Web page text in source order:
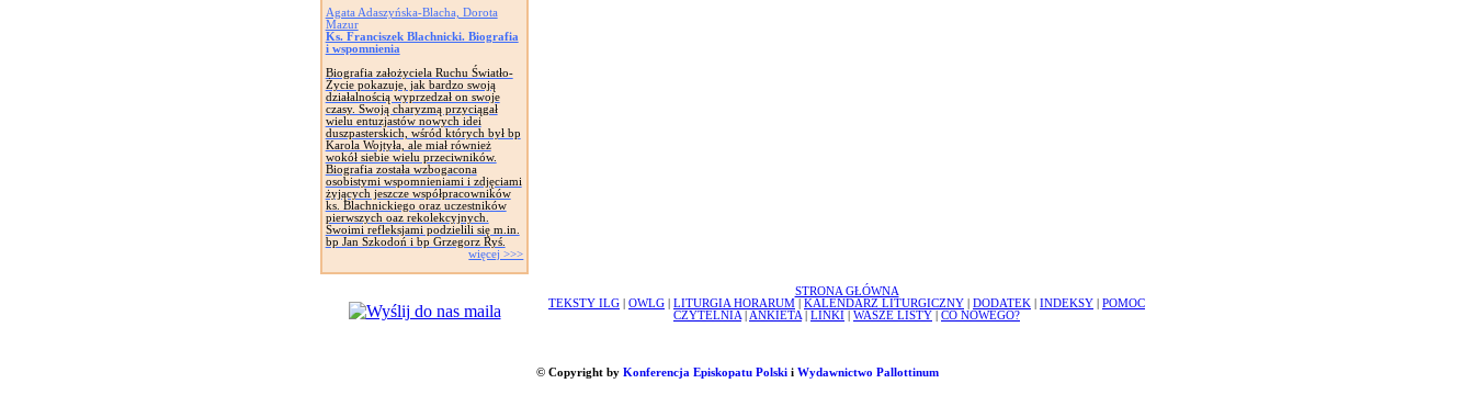
Agata Adaszyńska-Blacha, Dorota
Mazur
Ks. Franciszek Blachnicki. Biografia
i wspomnienia
Biografia założyciela Ruchu Światło-
Życie pokazuje, jak bardzo swoją
działalnością wyprzedzał on swoje
czasy. Swoją charyzmą przyciągał
wielu entuzjastów nowych idei
duszpasterskich, wśród których był bp
Karola Wojtyła, ale miał również
wokół siebie wielu przeciwników.
Biografia została wzbogacona
osobistymi wspomnieniami i zdjęciami
żyjących jeszcze współpracowników
ks. Blachnickiego oraz uczestników
pierwszych oaz rekolekcyjnych.
Swoimi refleksjami podzielili się m.in.
bp Jan Szkodoń i bp Grzegorz Ryś.
więcej >>>
STRONA GŁÓWNA
TEKSTY ILG
OWLG LITURGIA HORARUM KALENDARZ LITURGICZNY DODATEK INDEKSY
POMOC
CZYTELNIA
ANKIETA LINKI WASZE LISTY CO NOWEGO?
© Copyright by Konferencja Episkopatu Polskii Wydawnictwo Pallottinum